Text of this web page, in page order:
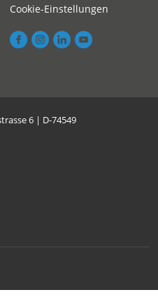
Cookie-Einstellungen
6 | D-74549